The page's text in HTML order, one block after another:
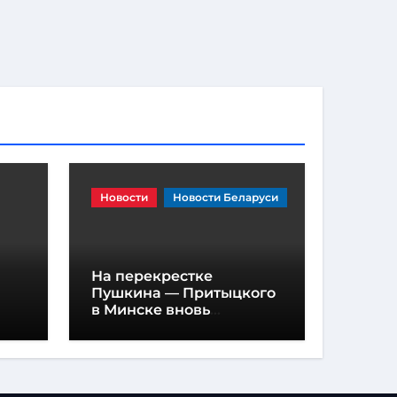
Новости Новости Беларуси
На перекрестке
Пушкина — Притыцкого
в Минске вновь
разметка